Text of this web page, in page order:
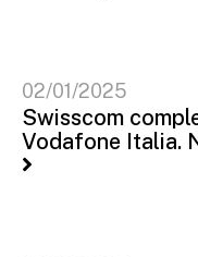
02/01/2025
Swisscom
Vodafone Italia.